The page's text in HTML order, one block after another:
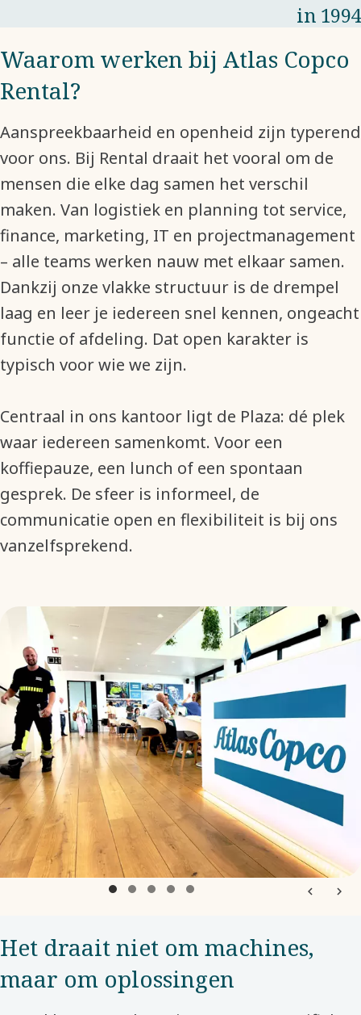
in 1994
Waarom werken bij Atlas Copco
Rental?
Aanspreekbaarheid en openheid zijn typerend
voor ons. Bij Rental draait het vooral om de
mensen die elke dag samen het verschil
maken. Van logistiek en planning tot service,
finance, marketing, IT en projectmanagement
– alle teams werken nauw met elkaar samen.
Dankzij onze vlakke structuur is de drempel
laag en leer je iedereen snel kennen, ongeacht
functie of afdeling. Dat open karakter is
typisch voor wie we zijn.
Centraal in ons kantoor ligt de Plaza: dé plek
waar iedereen samenkomt. Voor een
koffiepauze, een lunch of een spontaan
gesprek. De sfeer is informeel, de
communicatie open en flexibiliteit is bij ons
vanzelfsprekend.
Het draait niet om machines,
maar om oplossingen